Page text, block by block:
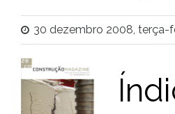
30 dezembro 2008, terça-